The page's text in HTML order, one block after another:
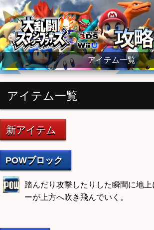
大乱闘スマッシュブラザーズ for WiiU wiki
アイテム一覧
アイテム一覧
新アイテム
POWブロック
踏んだり攻撃したりした瞬間に地
ーが上方へ吹き飛んでいく。